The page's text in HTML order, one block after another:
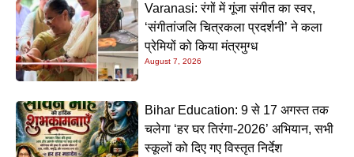
Varanasi: रंगों में गूंजा संगीत का स्वर,
‘संगीतांजलि चित्रकला प्रदर्शनी’ ने कला
प्रेमियों को किया मंत्रमुग्ध
August 7, 2026
Bihar Education: 9 से 17 अगस्त तक
चलेगा ‘हर घर तिरंगा-2026’ अभियान, सभी
स्कूलों को दिए गए विस्तृत निर्देश